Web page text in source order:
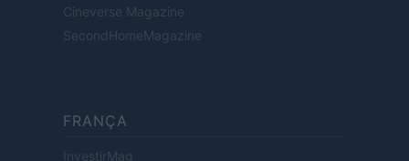
Cineverse Magazine
SecondHomeMagazine
FRANÇA
InvestirMag